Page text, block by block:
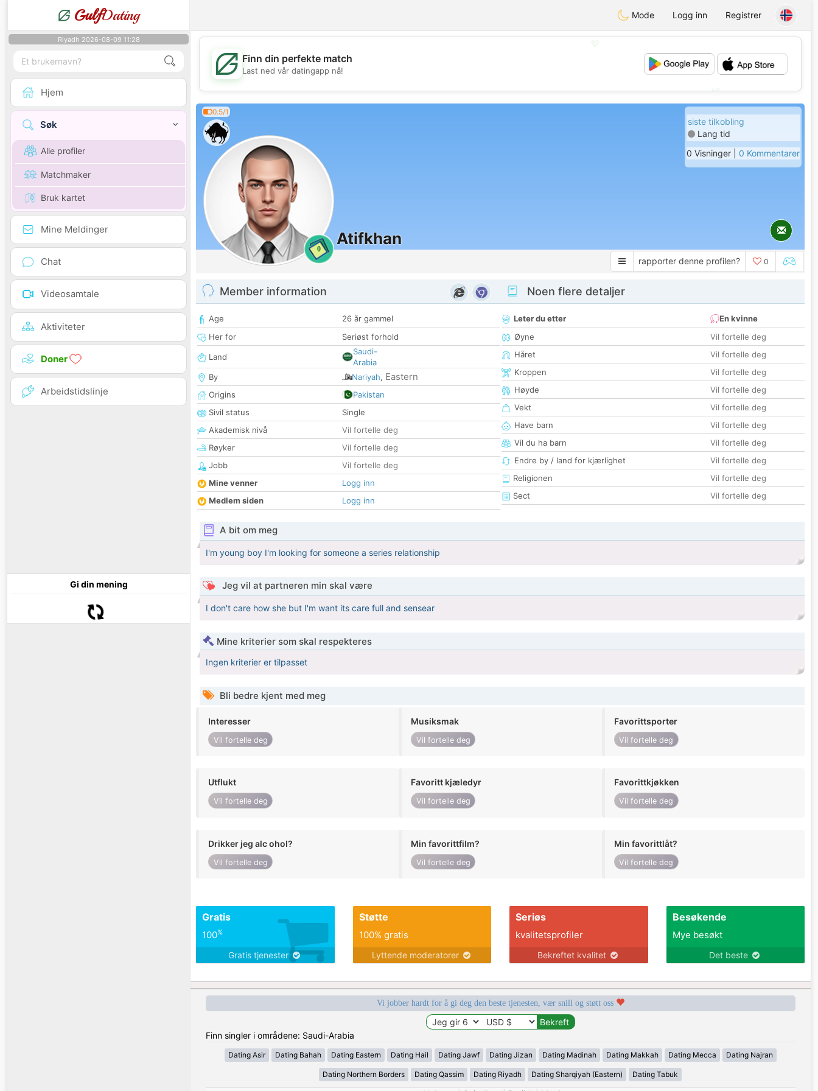
GulfDating Mode Logg inn Registrer
Riyadh 2026-08-09 11:28
Hjem
Søk
Alle profiler
Matchmaker
Bruk kartet
Mine Meldinger
Chat
Videosamtale
Aktiviteter
Doner
Arbeidstidslinje
Gi din mening
💖
💕
Finn din perfekte match
Last ned vår datingapp nå!
0.5/1
0
Atifkhan
siste tilkobling
Lang tid
0 Visninger | 0 Kommentarer
rapporter denne profilen? 0
Member information
Age
26 år gammel
Her for
Seriøst forhold
Land
Saudi-
Arabia
By
Nariyah, Eastern
Origins
Pakistan
Sivil status
Single
Akademisk nivå
Vil fortelle deg
Røyker
Vil fortelle deg
Jobb
Vil fortelle deg
Mine venner
Logg inn
Medlem siden
Logg inn
Noen flere detaljer
Leter du etter
En kvinne
Øyne
Vil fortelle deg
Håret
Vil fortelle deg
Kroppen
Vil fortelle deg
Høyde
Vil fortelle deg
Vekt
Vil fortelle deg
Have barn
Vil fortelle deg
Vil du ha barn
Vil fortelle deg
Endre by / land for kjærlighet
Vil fortelle deg
Religionen
Vil fortelle deg
Sect
Vil fortelle deg
A bit om meg
I'm young boy I'm looking for someone a series relationship
Jeg vil at partneren min skal være
I don't care how she but I'm want its care full and sensear
Mine kriterier som skal respekteres
Ingen kriterier er tilpasset
Bli bedre kjent med meg
Interesser
Vil fortelle deg
Musiksmak
Vil fortelle deg
Favorittsporter
Vil fortelle deg
Utflukt
Vil fortelle deg
Favoritt kjæledyr
Vil fortelle deg
Favorittkjøkken
Vil fortelle deg
Drikker jeg alc ohol?
Vil fortelle deg
Min favorittfilm?
Vil fortelle deg
Min favorittlåt?
Vil fortelle deg
Gratis
100%
Gratis tjenester
Støtte
100% gratis
Lyttende moderatorer
Seriøs
kvalitetsprofiler
Bekreftet kvalitet
Besøkende
Mye besøkt
Det beste
Vi jobber hardt for å gi deg den beste tjenesten, vær snill og støtt oss
Finn singler i områdene: Saudi-Arabia
Dating Asir Dating Bahah Dating Eastern Dating Hail Dating Jawf Dating Jizan Dating Madinah Dating Makkah Dating Mecca Dating Najran
Dating Northern Borders Dating Qassim Dating Riyadh Dating Sharqiyah (Eastern) Dating Tabuk